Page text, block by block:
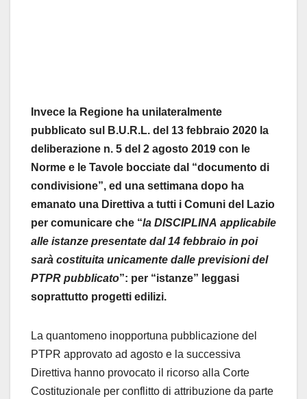
Invece a Regione ha unilateralmente
pu bblicato sul B.U.R.L. del 13 febbraio 2020 la
deliberazione n. 5 del 2 agosto 2019 con le
Norme e le Tavole bocciate dal “documento di
condivisione”, ed una settimana dopo ha
emanato una Direttiva a tutti i Comuni del
Lazio
per comunicare che “la DISCIPLINA applicabile
alle istanze presentate dal 14 febbraio in poi
sarà costituita unicamente dalle previsioni del
PTPR pubblicato”: per “istanze” leggasi
soprattutto progetti edilizi.
La quantomeno inopportuna pubblicazione del
PTPR approvato ad agosto e la successiva
Direttiva hanno provocato il ricorso alla Corte
Costituzionale per conflitto di attribuzione da parte